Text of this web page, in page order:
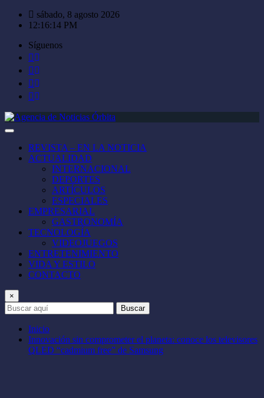
Saltar
sábado, 8 agosto 2026
12:16:14 PM
Síguenos
REVISTA – EN LA NOTICIA
ACTUALIDAD
INTERNACIONAL
DEPORTES
ARTÍCULOS
ESPECIALES
EMPRESARIAL
GASTRONOMÍA
TECNOLOGÍA
VIDEOJUEGOS
ENTRETENIMIENTO
VIDA Y ESTILO
CONTACTO
×
Buscar
Inicio
Innovación sin comprometer el planeta: conoce los televisores
QLED “cadmium free” de Samsung